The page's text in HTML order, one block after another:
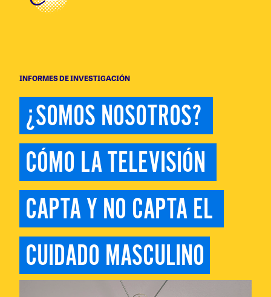
INFORMES DE INVESTIGACIÓN
¿SOMOS NOSOTROS?
CÓMO LA TELEVISIÓN
CAPTA Y NO CAPTA EL
CUIDADO MASCULINO